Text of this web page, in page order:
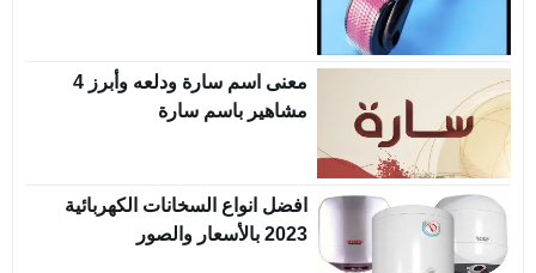
معنى اسم سارة ودلعه وأبرز 4
مشاهير باسم سارة
افضل انواع السخانات الكهربائية
2023 بالأسعار والصور